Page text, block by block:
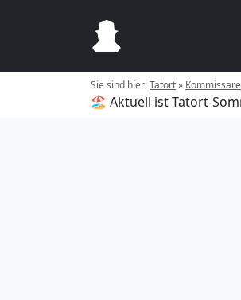
Sie sind hier:Tatort» Kommissare
🏖️ Aktuell ist Tatort-